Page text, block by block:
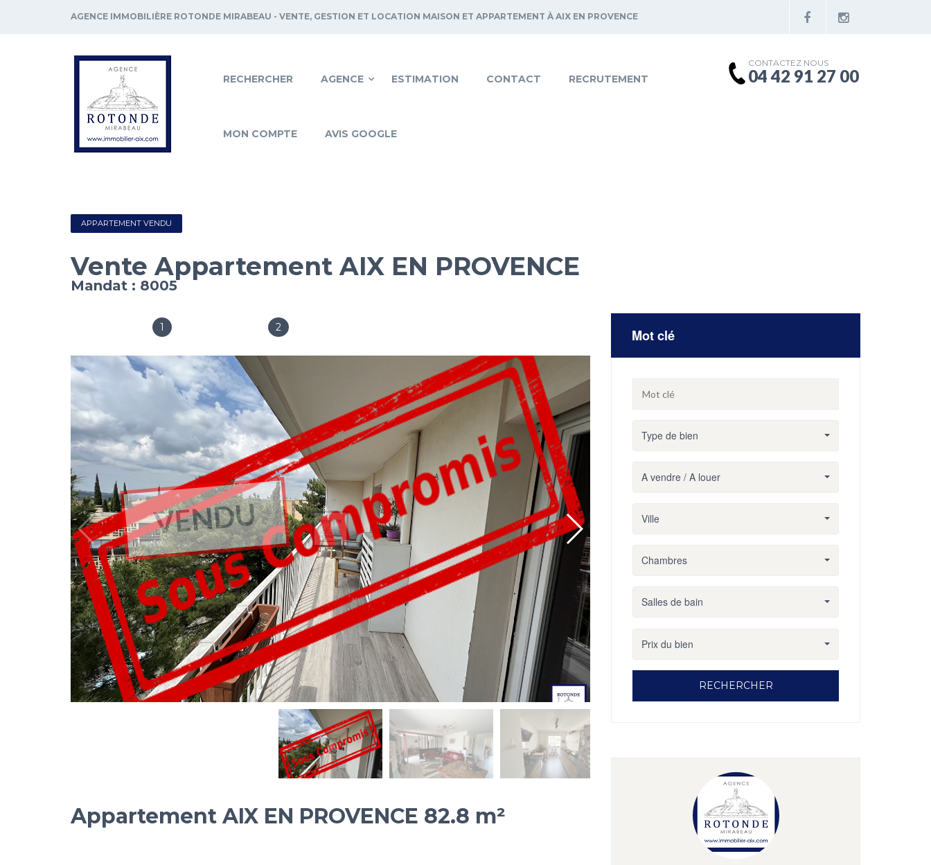
AGENCE IMMOBILIÈRE ROTONDE MIRABEAU - VENTE, GESTION ET LOCATION MAISON ET APPARTEMENT À AIX EN PROVENCE
RECHERCHER AGENCE ESTIMATION CONTACT RECRUTEMENT
MON COMPTE AVIS GOOGLE
CONTACTEZ NOUS
04 42 91 27 00
APPARTEMENT VENDU
Vente Appartement AIX EN PROVENCE
Mandat : 8005
1 2
VENDU
Appartement AIX EN PROVENCE 82.8 m²
Mot clé
Type de bien
A vendre / A louer
Ville
Chambres
Salles de bain
Prix du bien
RECHERCHER